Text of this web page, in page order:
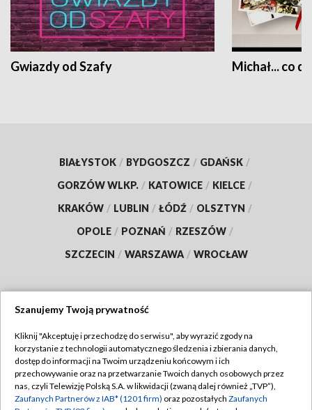
Gwiazdy od Szafy Michał... co
BIAŁYSTOK / BYDGOSZCZ / GDAŃSK /
GORZÓW WLKP. / KATOWICE / KIELCE /
KRAKÓW / LUBLIN / ŁÓDŹ / OLSZTYN /
OPOLE / POZNAŃ / RZESZÓW /
SZCZECIN / WARSZAWA / WROCŁAW
TVP
Abonament TVP
Emisja w TVP
Regulamin TVP
Polityka prywatności
Szanujemy Twoją prywatność
Kliknij "Akceptuję i przechodzę do serwisu", aby wyrazić zgody na
korzystanie z technologii automatycznego śledzenia i zbierania danych,
dostęp do informacji na Twoim urządzeniu końcowym i ich
przechowywanie oraz na przetwarzanie Twoich danych osobowych przez
nas, czyli Telewizję Polską S.A. w likwidacji (zwaną dalej również „TVP”),
Zaufanych Partnerów z IAB* (1201 firm) oraz pozostałych Zaufanych